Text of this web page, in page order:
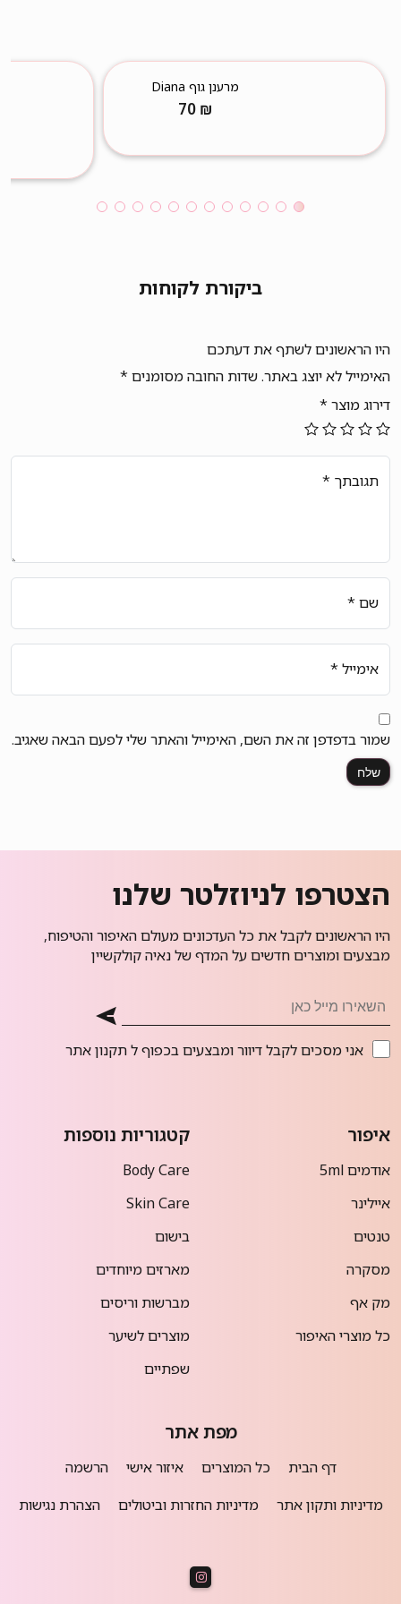
מרענן גוף Diana
70 ₪
ביקורת לקוחות
היו הראשונים לשתף את דעתכם
האימייל לא יוצג באתר.שדות החובה מסומנים *
דירוג מוצר *
תגובתך *
שם *
אימייל *
שמור בדפדפן זה את השם, האימייל והאתר שלי לפעם הבאה שאגיב.
הצטרפו לניוזלטר שלנו
היו הראשונים לקבל את כל העדכונים מעולם האיפור והטיפוח,
מבצעים ומוצרים חדשים על המדף של נאיה קולקשיין
אני מסכים לקבל דיוור ומבצעים בכפוף לתקנון אתר
איפור
אודמים 5ml
איילינר
טנטים
מסקרה
מק אף
כל מוצרי האיפור
קטגוריות נוספות
Body Care
Skin Care
בישום
מארזים מיוחדים
מברשות וריסים
מוצרים לשיער
שפתיים
מפת אתר
דף הבית כל המוצרים איזור אישי
הרשמה
מדיניות ותקון אתר
מדיניות החזרות וביטולים הצהרת נגישות